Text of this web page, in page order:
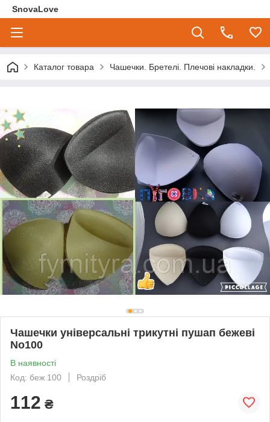
SnovaLove
Каталог товара Чашечки. Бретелі. Плечові накладки.
Чашечки універсальні трикутні пушап бежеві
No100
В наявності
Код: беж 100
Роздріб
112 ₴